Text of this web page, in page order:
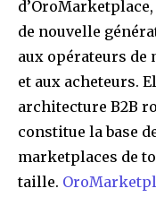
de nouvelle
aux opérateurs de
et aux acheteurs.
architecture B2B
constitue la base
marketplaces de
taille.